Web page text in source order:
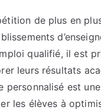
de plus en
qualifié, il est
leurs résultats
personnalisé est
les élèves à